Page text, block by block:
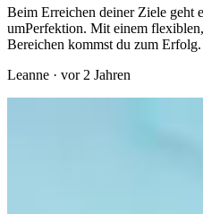
Beim Erreichen deiner Ziele geht
umPerfektion. Mit einem
Bereichen kommst du zum Erfolg.
Leanne · vor 2 Jahren